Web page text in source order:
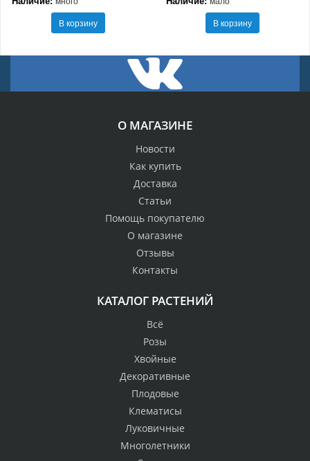
В корзину
В корзину
О МАГАЗИНЕ
Новости
Как купить
Доставка
Статьи
Помощь покупателю
О магазине
Отзывы
Контакты
КАТАЛОГ РАСТЕНИЙ
Всё
Розы
Хвойные
Декоративные
Плодовые
Клематисы
Луковичные
Многолетники